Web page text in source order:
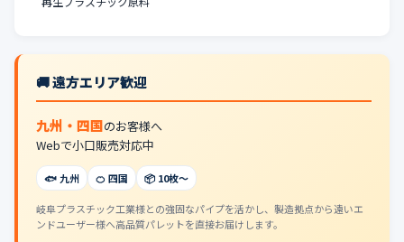
🚚 遠方エリア歓迎
九州・四国のお客様へ
Webで小口販売対応中
🐟 九州 🍊 四国 📦 10枚〜
岐阜プラスチック工業様との強固なパイプを活かし、製造拠点から遠いエ
ンドユーザー様へ高品質パレットを直接お届けします。